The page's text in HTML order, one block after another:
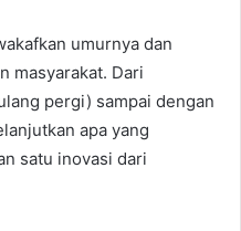
umurnya dan
masyarakat. Dari
pergi) sampai dengan
apa yang
satu inovasi dari